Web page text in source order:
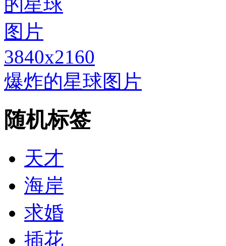
3840x2160
爆炸的星球图片
随机标签
天才
海岸
求婚
插花